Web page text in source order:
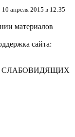
10 апреля 2015 в 12:35
материалов
сайта:
СЛАБОВИДЯЩИХ